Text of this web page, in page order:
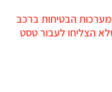
הבטיחות ברכב
הצליחו לעבור טסט